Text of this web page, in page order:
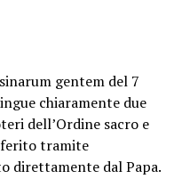
gentem del 7
chiaramente due
dell’Ordine sacro e
tramite
direttamente dal Papa.